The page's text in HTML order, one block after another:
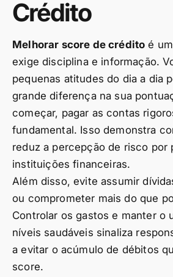
Crédito
Melhorar score de crédito é
exige disciplina e informação.
pequenas atitudes do dia a dia
grande diferença na sua
começar, pagar as contas
fundamental. Isso demonstra
reduz a percepção de risco por
instituições financeiras.
Além disso, evite assumir
ou comprometer mais do que
Controlar os gastos e manter o
níveis saudáveis sinaliza
a evitar o acúmulo de débitos
score.